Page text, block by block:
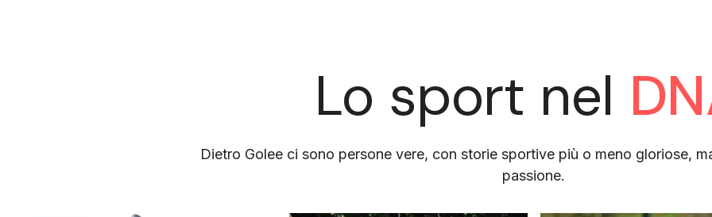
Lo sport nel
Dietro Golee ci sono persone vere, con storie sportive più o meno gloriose,
passione.